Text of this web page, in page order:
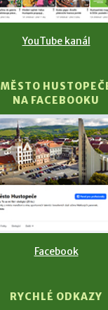
YouTube kanál
MĚSTO
NA FACEBOOKU
Facebook
RYCHLÉ ODKAZY